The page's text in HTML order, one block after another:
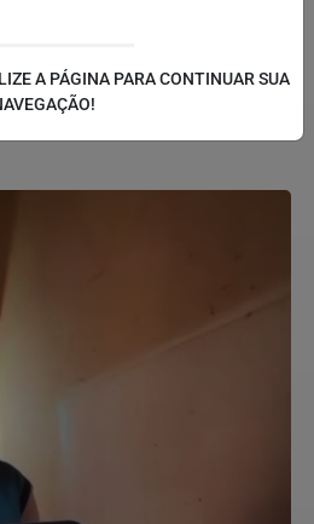
A PÁGINA PARA CONTINUAR SUA